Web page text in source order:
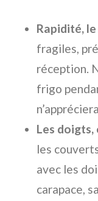
Rapidité,
fragiles,
réception.
frigo
Les
les
avec les
carapace,